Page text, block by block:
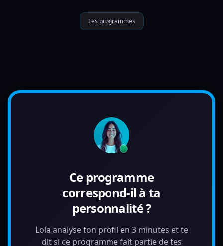
Les programmes
Ce programme
correspond-il à ta
personnalité ?
Lola analyse ton profil en 3 minutes et te
dit si ce programme fait partie de tes